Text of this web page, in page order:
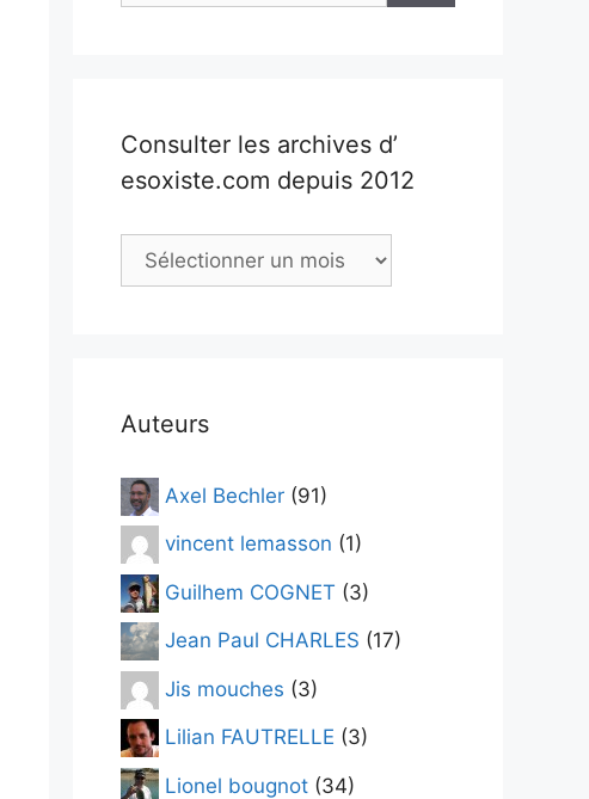
Consulter les archives d’
esoxiste.com depuis 2012
Consulter
2012
Auteurs
Axel Bechler (91)
vincent lemasson (1)
Guilhem COGNET (3)
Jean Paul CHARLES (17)
Jis mouches (3)
Lilian FAUTRELLE (3)
Lionel bougnot (34)